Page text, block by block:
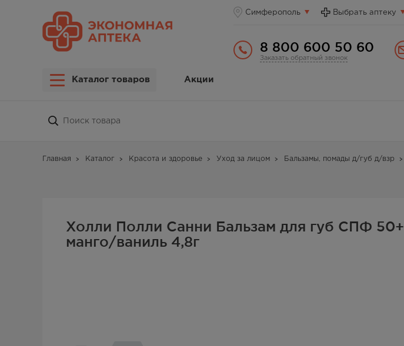
Симферополь Выбрать аптеку
8 800 600 50 60
Заказать обратный звонок
Каталог товаров Акции
Главная Каталог Красота и здоровье Уход за лицом Бальзамы, помады д/губ д/взр
Холли Полли Санни Бальзам для губ СПФ 50+
манго/ваниль 4,8г